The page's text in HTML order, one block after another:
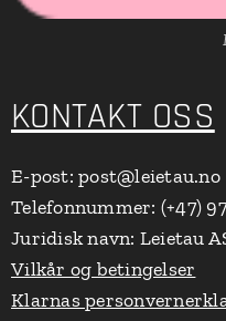
KONTAKT OSS
E-post: post@leietau.no
Telefonnummer: (+47)
Juridisk navn: Leietau
Vilkår og betingelser
Klarnas